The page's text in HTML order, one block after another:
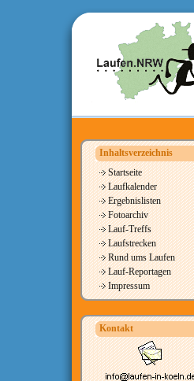
Inhaltsverzeichnis
Startseite
Laufkalender
Ergebnislisten
Fotoarchiv
Lauf-Treffs
Laufstrecken
Rund ums Laufen
Lauf-Reportagen
Impressum
Kontakt